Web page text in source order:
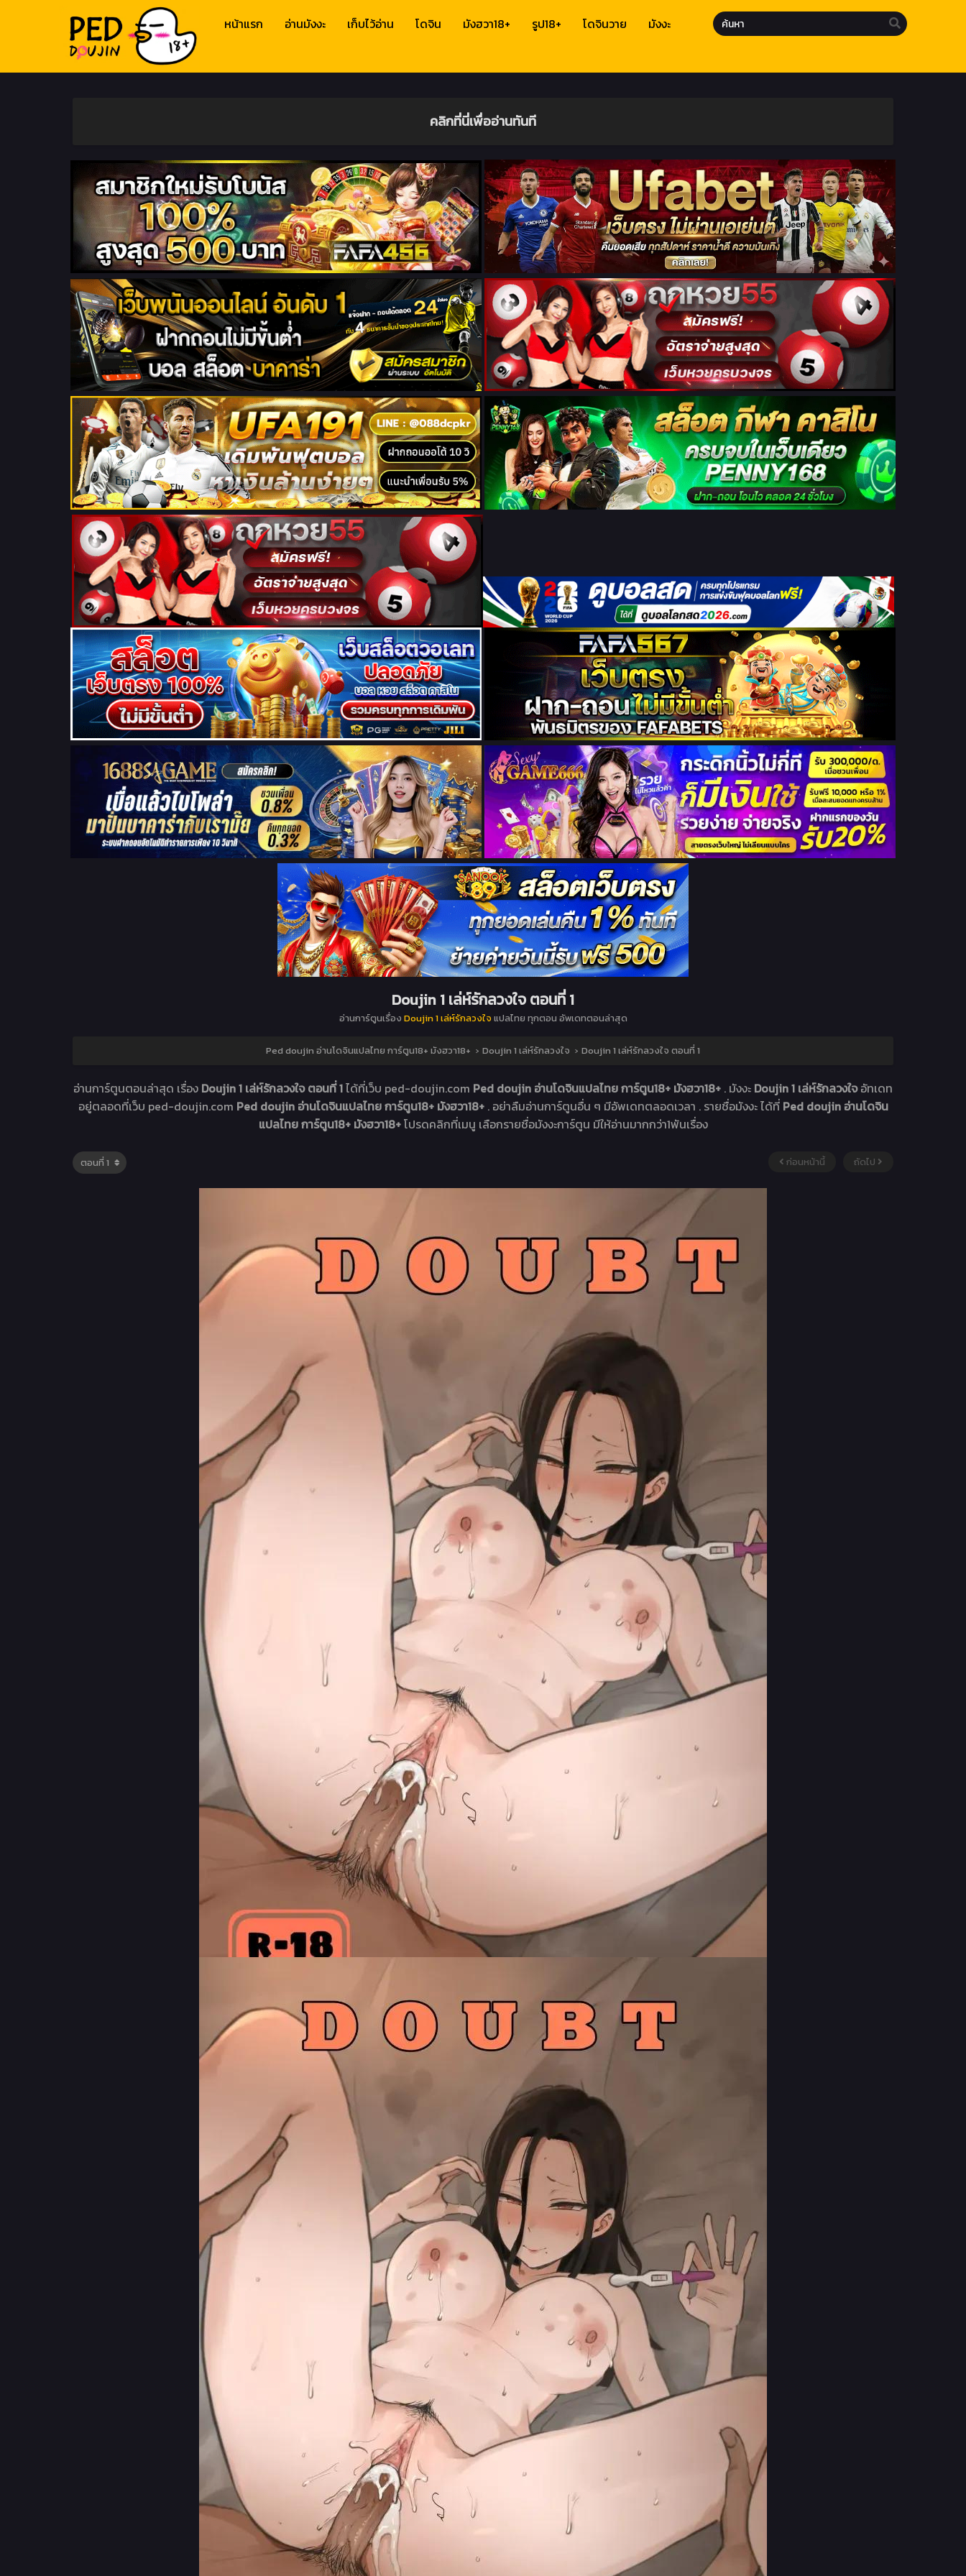
หน้าแรก อ่านมังงะ เก็บไว้อ่าน โดจิน มังฮวา18+ รูป18+ โดจินวาย มังงะ
คลิกที่นี่เพื่ออ่านทันที
Doujin 1 เล่ห์รักลวงใจ ตอนที่ 1
อ่านการ์ตูนเรื่อง Doujin 1 เล่ห์รักลวงใจ แปลไทย ทุกตอน อัพเดทตอนล่าสุด
Ped doujin อ่านโดจินแปลไทย การ์ตูน18+ มังฮวา18+ › Doujin 1 เล่ห์รักลวงใจ › Doujin 1 เล่ห์รักลวงใจ ตอนที่ 1
อ่านการ์ตูนตอนล่าสุด เรื่อง Doujin 1 เล่ห์รักลวงใจ ตอนที่ 1ได้ที่เว็บ ped-doujin.com Ped doujin อ่านโดจินแปลไทย การ์ตูน18+ มังฮวา18+ . มังงะ Doujin 1 เล่ห์รักลวงใจอัทเดท
อยู่ตลอดที่เว็บ ped-doujin.com Ped doujin อ่านโดจินแปลไทย การ์ตูน18+ มังฮวา18+ . อย่าลืมอ่านการ์ตูนอื่น ๆ มีอัพเดทตลอดเวลา . รายชื่อมังงะ ได้ที่ Ped doujin อ่านโดจิน
แปลไทย การ์ตูน18+ มังฮวา18+โปรดคลิกที่เมนู เลือกรายชื่อมังงะการ์ตูน มีให้อ่านมากกว่า1พันเรื่อง
ก่อนหน้านี้ ถัดไป